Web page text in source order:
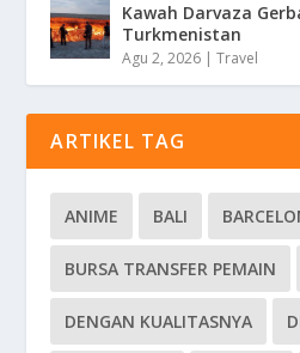
Kawah Darvaza
Turkmenistan
Agu 2, 2026 |Travel
ARTIKEL TAG
ANIME BALI
BURSA TRANSFER PEMAIN
DENGAN KUALITASNYA